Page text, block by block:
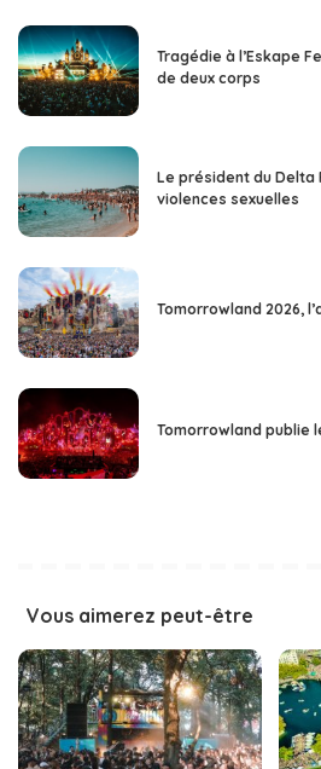
Tragédie à l’Eskape
de deux corps
Le président du Delta
violences sexuelles
Tomorrowland 2026,
Tomorrowland publie
Vous aimerez peut-être